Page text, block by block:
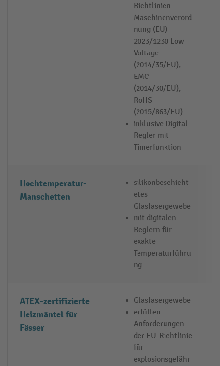
Richtlinien
Maschinenverord
nung (EU)
2023/1230 Low
Voltage
(2014/35/EU),
EMC
(2014/30/EU),
RoHS
(2015/863/EU)
inklusive Digital-
Regler mit
Timerfunktion
Hochtemperatur-
Manschetten
silikonbeschicht
etes
Glasfasergewebe
mit digitalen
Reglern für
exakte
Temperaturführu
ng
ATEX-zertifizierte
Heizmäntel für
Fässer
Glasfasergewebe
erfüllen
Anforderungen
der EU-Richtlinie
für
explosionsgefähr